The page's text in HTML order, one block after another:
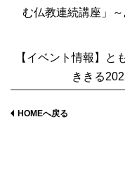
む仏教連続講座」
【イベント情報】と
ききる
HOMEへ戻る